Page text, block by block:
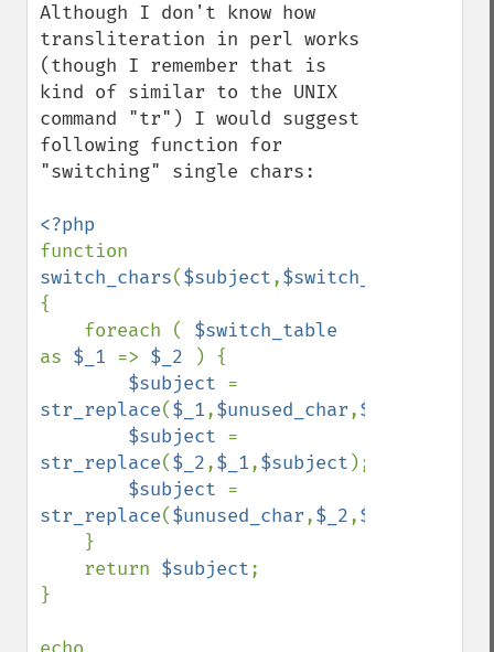
Although I don't know how
transliteration in perl works
(though I remember that is
kind of similar to the UNIX
command "tr") I would suggest
following function for
"switching" single chars:
switch_chars($subject,$switch_table
{
    foreach (
as $_1 => $_2
) {
$subject
str_replace($_1,$unused_char,$subject
$subject
str_replace($_2,$_1,$subject );
$subject
str_replace($unused_char,$_2,$subject
    return
$subject;
}